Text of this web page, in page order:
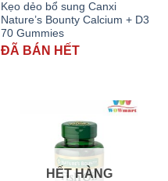
Kẹo dẻo bổ sung Canxi
Nature’s Bounty Calcium + D3
70 Gummies
ĐÃ BÁN HẾT
HẾT HÀNG